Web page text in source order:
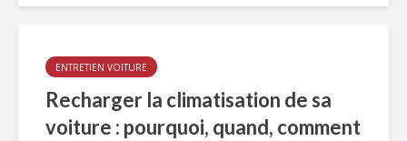
ENTRETIEN VOITURE
Recharger la climatisation de sa
voiture : pourquoi, quand, comment